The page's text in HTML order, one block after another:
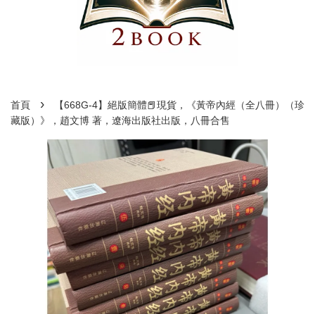
首頁 ›
【668G-4】絕版簡體📕現貨，《黃帝內經（全八冊）（珍
藏版）》，趙文博 著，遼海出版社出版，八冊合售